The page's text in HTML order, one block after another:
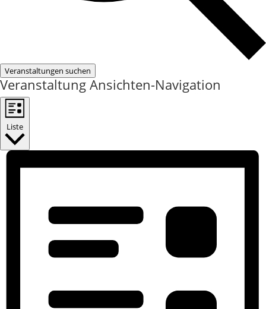
Veranstaltungen suchen
Veranstaltung Ansichten-Navigation
Liste